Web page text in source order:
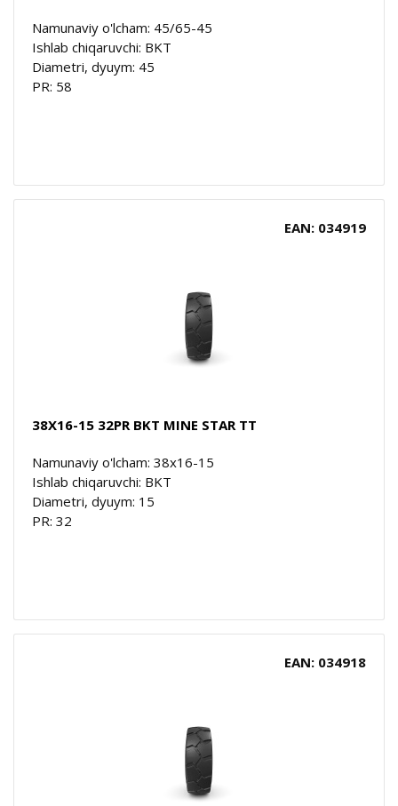
Namunaviy o'lcham: 45/65-45
Ishlab chiqaruvchi: BKT
Diametri, dyuym: 45
PR: 58
EAN: 034919
38X16-15 32PR BKT MINE STAR TT
Namunaviy o'lcham: 38x16-15
Ishlab chiqaruvchi: BKT
Diametri, dyuym: 15
PR: 32
EAN: 034918